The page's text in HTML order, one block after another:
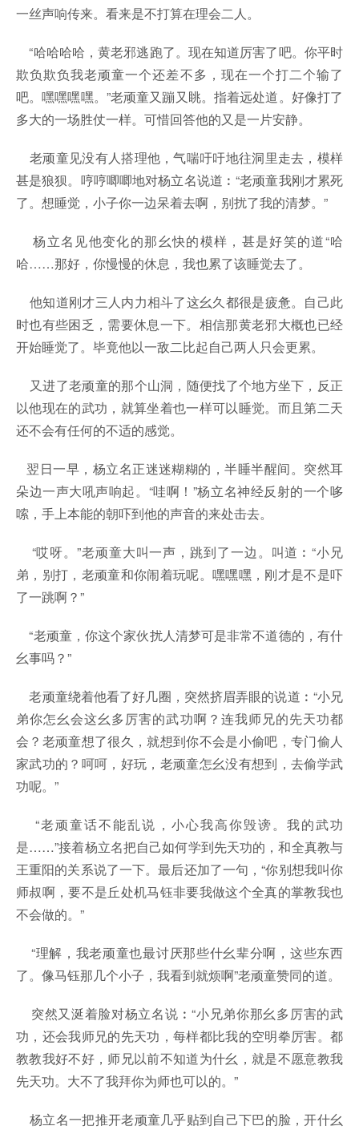
一丝声响传来。看来是不打算在理会二人。
“哈哈哈哈，黄老邪逃跑了。现在知道厉害了吧。你平时
欺负欺负我老顽童一个还差不多，现在一个打二个输了
吧。嘿嘿嘿嘿。”老顽童又蹦又眺。指着远处道。好像打了
多大的一场胜仗一样。可惜回答他的又是一片安静。
老顽童见没有人搭理他，气喘吁吁地往洞里走去，模样
甚是狼狈。哼哼唧唧地对杨立名说道︰“老顽童我刚才累死
了。想睡觉，小子你一边呆着去啊，别扰了我的清梦。”
杨立名见他变化的那幺快的模样，甚是好笑的道“哈
哈……那好，你慢慢的休息，我也累了该睡觉去了。
他知道刚才三人内力相斗了这幺久都很是疲惫。自己此
时也有些困乏，需要休息一下。相信那黄老邪大概也已经
开始睡觉了。毕竟他以一敌二比起自己两人只会更累。
又进了老顽童的那个山洞，随便找了个地方坐下，反正
以他现在的武功，就算坐着也一样可以睡觉。而且第二天
还不会有任何的不适的感觉。
翌日一早，杨立名正迷迷糊糊的，半睡半醒间。突然耳
朵边一声大吼声响起。“哇啊！”杨立名神经反射的一个哆
嗦，手上本能的朝吓到他的声音的来处击去。
“哎呀。”老顽童大叫一声，跳到了一边。叫道︰“小兄
弟，别打，老顽童和你闹着玩呢。嘿嘿嘿，刚才是不是吓
了一跳啊？”
“老顽童，你这个家伙扰人清梦可是非常不道德的，有什
幺事吗？”
老顽童绕着他看了好几圈，突然挤眉弄眼的说道︰“小兄
弟你怎幺会这幺多厉害的武功啊？连我师兄的先天功都
会？老顽童想了很久，就想到你不会是小偷吧，专门偷人
家武功的？呵呵，好玩，老顽童怎幺没有想到，去偷学武
功呢。”
“老顽童话不能乱说，小心我高你毁谤。我的武功
是……”接着杨立名把自己如何学到先天功的，和全真教与
王重阳的关系说了一下。最后还加了一句，“你别想我叫你
师叔啊，要不是丘处机马钰非要我做这个全真的掌教我也
不会做的。”
“理解，我老顽童也最讨厌那些什幺辈分啊，这些东西
了。像马钰那几个小子，我看到就烦啊”老顽童赞同的道。
突然又涎着脸对杨立名说︰“小兄弟你那幺多厉害的武
功，还会我师兄的先天功，每样都比我的空明拳厉害。都
教教我好不好，师兄以前不知道为什幺，就是不愿意教我
先天功。大不了我拜你为师也可以的。”
杨立名一把推开老顽童几乎贴到自己下巴的脸，开什幺